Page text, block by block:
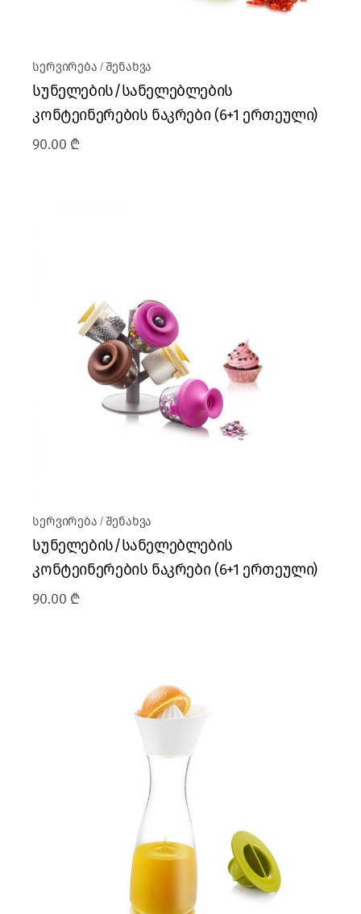
სერვირება შენახვა
სუნელების/სანელებლების
კონტეინერების ნაკრები (6+1 ერთეული)
90.00 ₾
სერვირება შენახვა
სუნელების/სანელებლების
კონტეინერების ნაკრები (6+1 ერთეული)
90.00 ₾